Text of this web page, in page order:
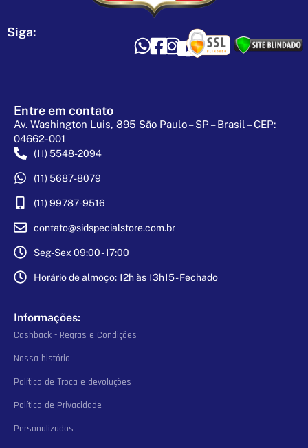
Siga:
Entre em contato
Av. Washington Luis, 895 São Paulo – SP – Brasil – CEP:
04662-001
(11) 5548-2094
(11) 5687-8079
(11) 99787-9516
contato@sidspecialstore.com.br
Seg-Sex 09:00 - 17:00
Horário de almoço: 12h às 13h15 - Fechado
Informações:
Cashback - Regras e Condições
Nossa história
Política de Troca e devoluções
Política de Privacidade
Personalizados